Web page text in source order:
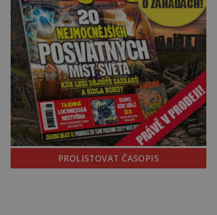
PROLISTOVAT ČASOPIS